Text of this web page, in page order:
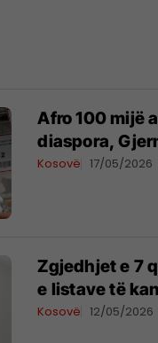
Afro 100 mijë
diaspora,
Kosovë 17/05/2026
Zgjedhjet e 7
e listave të
Kosovë 12/05/2026